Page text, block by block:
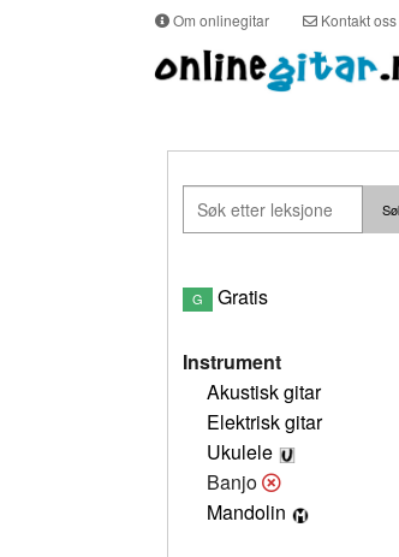
Om onlinegitar Kontakt oss
G Gratis
Instrument
Akustisk gitar
Elektrisk gitar
Ukulele
Banjo
Mandolin